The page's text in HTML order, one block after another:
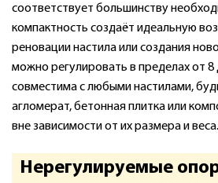
соответствует большинству
компактность создаёт идеальную
реновации настила или создания
можно регулировать в пределах от
совместима с любыми настилами,
агломерат, бетонная плитка или
вне зависимости от их размера и веса.
Нерегулируемые